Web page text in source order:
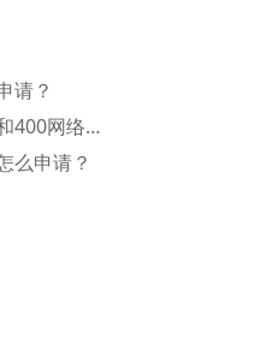
请？
汕尾400免费电话和400网络电话有什么区别？
么申请？